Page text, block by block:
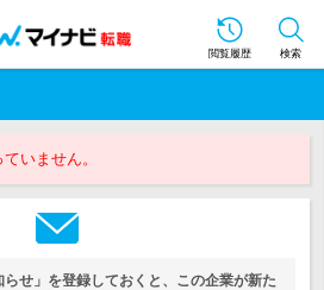
閲覧履歴 検索
いません。
せ」を登録しておくと、この企業が新た